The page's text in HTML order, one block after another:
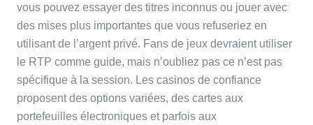
vous pouvez essayer des titres inconnus ou jouer avec
des mises plus importantes que vous refuseriez en
utilisant de l’argent privé. Fans de jeux devraient utiliser
le RTP comme guide, mais n’oubliez pas ce n’est pas
spécifique à la session. Les casinos de confiance
proposent des options variées, des cartes aux
portefeuilles électroniques et parfois aux